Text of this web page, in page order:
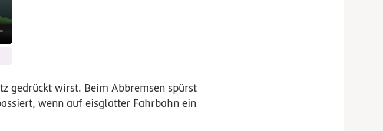
gedrückt wirst. Beim Abbremsen spürst
wenn auf eisglatter Fahrbahn ein